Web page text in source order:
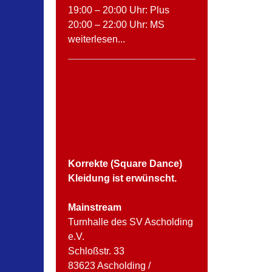
19:00 – 20:00 Uhr: Plus
20:00 – 22:00 Uhr: MS
weiterlesen...
Korrekte (Square Dance)
Kleidung ist erwünscht.
Mainstream
Turnhalle des SV Ascholding
e.V.
Schloßstr. 33
83623 Ascholding /